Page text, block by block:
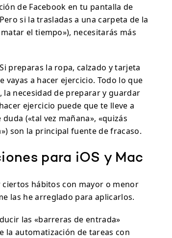
de Facebook en tu pantalla de
si la trasladas a una carpeta de la
el tiempo»), necesitarás más
preparas la ropa, calzado y tarjeta
vayas a hacer ejercicio. Todo lo que
necesidad de preparar y guardar
ejercicio puede que te lleve a
(«tal vez mañana», «quizás
son la principal fuente de fracaso.
para iOS y Mac
hábitos con mayor o menor
las he arreglado para aplicarlos.
las «barreras de entrada»
la automatización de tareas con